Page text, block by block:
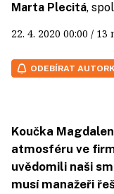
Marta Plecitá,
22. 4. 2020 00:00 / 13
ODEBÍRAT
Koučka
atmosféru ve
uvědomili naši
musí manažeři